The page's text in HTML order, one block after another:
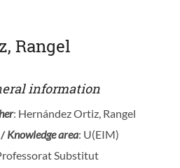
Rangel
information
: Hernández Ortiz, Rangel
/Knowledge area: U(EIM)
Substitut